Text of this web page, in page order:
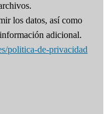
los datos, así como
adicional.
politica-de-privacidad